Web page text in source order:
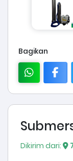
Bagikan
Dikirim dari: